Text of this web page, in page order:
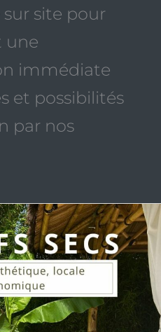
site pour
une
immédiate
et possibilités
par nos